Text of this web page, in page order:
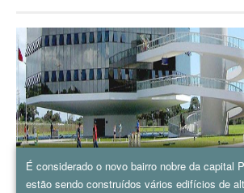
É considerado o novo bairro nobre da capital
estão sendo construídos vários edifícios de